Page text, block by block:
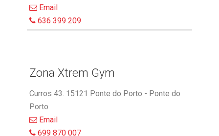
Email
636 399 209
Zona Xtrem Gym
Curros 43. 15121 Ponte do Porto - Ponte do
Porto
Email
699 870 007